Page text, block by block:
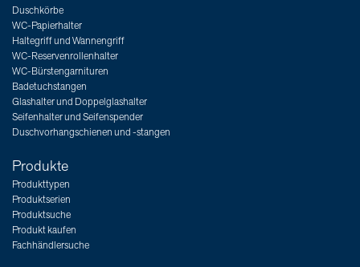
Duschkörbe
WC-Papierhalter
Haltegriff und Wannengriff
WC-Reservenrollenhalter
WC-Bürstengarnituren
Badetuchstangen
Glashalter und Doppelglashalter
Seifenhalter und Seifenspender
Duschvorhangschienen und -stangen
Produkte
Produkttypen
Produktserien
Produktsuche
Produkt kaufen
Fachhändlersuche